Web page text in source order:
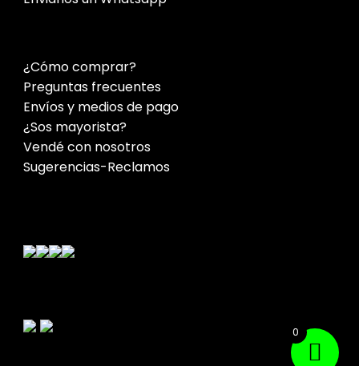
¿Cómo comprar?
Preguntas frecuentes
Envíos y medios de pago
¿Sos mayorista?
Vendé con nosotros
Sugerencias-Reclamos
0